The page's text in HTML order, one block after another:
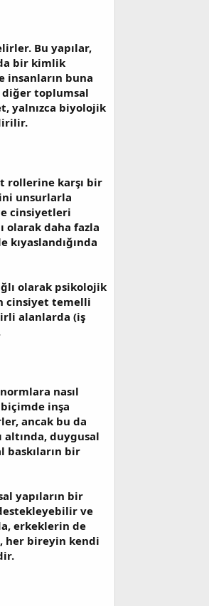
Bu yapılar,
bir kimlik
insanların buna
toplumsal
yalnızca biyolojik
rollerine karşı bir
unsurlarla
cinsiyetleri
olarak daha fazla
olarak psikolojik
cinsiyet temelli
alanlarda (iş
nasıl
inşa
ancak bu da
altında, duygusal
baskıların bir
yapıların bir
ve
erkeklerin de
her bireyin kendi